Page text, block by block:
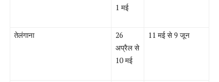
1मई
तेलंगाना
26
अप्रैल से
10मई
11मई से9जून